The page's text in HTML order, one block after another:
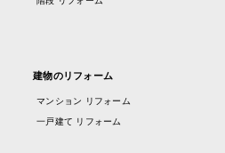
建物のリフォーム
マンション リフォーム
一戸建て リフォーム